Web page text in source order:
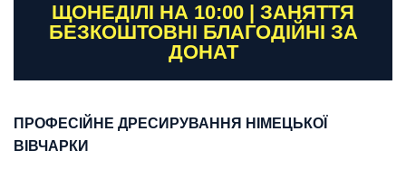
ЩОНЕДІЛІ НА 10:00 | ЗАНЯТТЯ
БЕЗКОШТОВНІ БЛАГОДІЙНІ ЗА
ДОНАТ
ПРОФЕСІЙНЕ ДРЕСИРУВАННЯ НІМЕЦЬКОЇ
ВІВЧАРКИ